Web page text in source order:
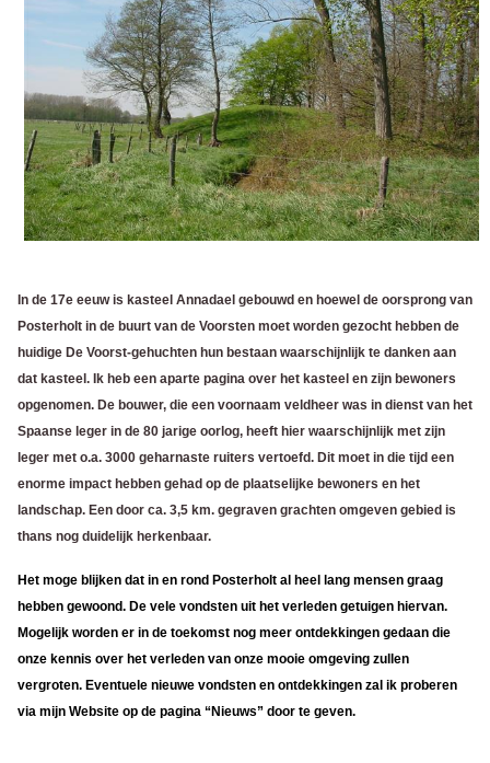
In de 17e eeuw is kasteel Annadael gebouwd en hoewel de oorsprong van
Posterholt in de buurt van de Voorsten moet worden gezocht hebben de
huidige De Voorst-gehuchten hun bestaan waarschijnlijk te danken aan
dat kasteel. Ik heb een aparte pagina over het kasteel en zijn bewoners
opgenomen. De bouwer, die een voornaam veldheer was in dienst van het
Spaanse leger in de 80 jarige oorlog, heeft hier waarschijnlijk met zijn
leger met o.a. 3000 geharnaste ruiters vertoefd. Dit moet in die tijd een
enorme impact hebben gehad op de plaatselijke bewoners en het
landschap. Een door ca. 3,5 km. gegraven grachten omgeven gebied is
thans nog duidelijk herkenbaar.
Het moge blijken dat in en rond Posterholt al heel lang mensen graag
hebben gewoond. De vele vondsten uit het verleden getuigen hiervan.
Mogelijk worden er in de toekomst nog meer ontdekkingen gedaan die
onze kennis over het verleden van onze mooie omgeving zullen
vergroten. Eventuele nieuwe vondsten en ontdekkingen zal ik proberen
via mijn Website op de pagina “Nieuws” door te geven.